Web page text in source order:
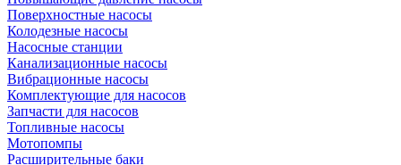
Поверхностные насосы
Колодезные насосы
Насосные станции
Канализационные насосы
Вибрационные насосы
Комплектующие для насосов
Запчасти для насосов
Топливные насосы
Мотопомпы
Расширительные баки